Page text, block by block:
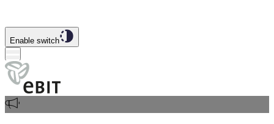
Enable switch